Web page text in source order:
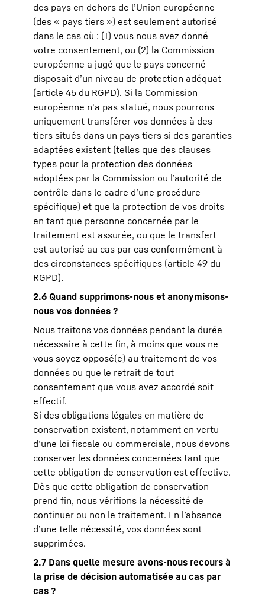
des pays en dehors de l’Union européenne
(des « pays tiers ») est seulement autorisé
dans le cas où : (1) vous nous avez donné
votre consentement, ou (2) la Commission
européenne a jugé que le pays concerné
disposait d’un niveau de protection adéquat
(article 45 du RGPD). Si la Commission
européenne n'a pas statué, nous pourrons
uniquement transférer vos données à des
tiers situés dans un pays tiers si des garanties
adaptées existent (telles que des clauses
types pour la protection des données
adoptées par la Commission ou l’autorité de
contrôle dans le cadre d’une procédure
spécifique) et que la protection de vos droits
en tant que personne concernée par le
traitement est assurée, ou que le transfert
est autorisé au cas par cas conformément à
des circonstances spécifiques (article 49 du
RGPD).
2.6 Quand supprimons-nous et anonymisons-
nous vos données ?
Nous traitons vos données pendant la durée
nécessaire à cette fin, à moins que vous ne
vous soyez opposé(e) au traitement de vos
données ou que le retrait de tout
consentement que vous avez accordé soit
effectif.
Si des obligations légales en matière de
conservation existent, notamment en vertu
d’une loi fiscale ou commerciale, nous devons
conserver les données concernées tant que
cette obligation de conservation est effective.
Dès que cette obligation de conservation
prend fin, nous vérifions la nécessité de
continuer ou non le traitement. En l’absence
d’une telle nécessité, vos données sont
supprimées.
2.7 Dans quelle mesure avons-nous recours à
la prise de décision automatisée au cas par
cas ?